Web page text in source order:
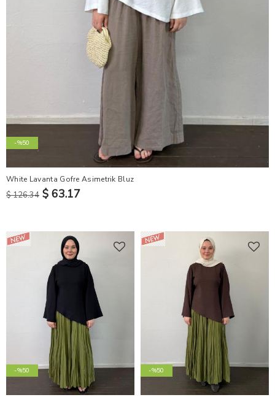
-%50
White Lavanta Gofre Asimetrik Bluz
$ 126.34 $ 63.17
-%50 -%50